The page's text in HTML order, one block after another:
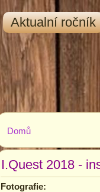
Aktualní ročník
Jste zde
Domů
I.Quest 2018 -
Fotografie: